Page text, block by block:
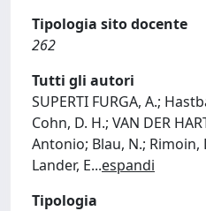
Tipologia sito docente
262
Tutti gli autori
SUPERTI FURGA, A.;
Cohn, D. H.; VAN DER
Antonio; Blau, N.; Rimoin,
Lander, E...espandi
Tipologia